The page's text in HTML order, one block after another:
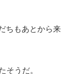
ちもあとから来
そうだ。